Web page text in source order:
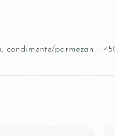
condimente/parmezan –